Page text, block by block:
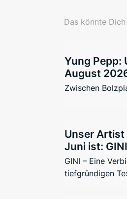
Das könnte
Yung Pepp:
August
Zwischen
Unser
Juni ist: GINI
GINI – Eine
tiefgründigen